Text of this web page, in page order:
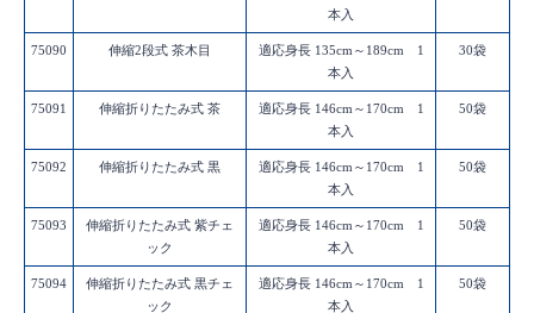
本入
75090 伸縮2段式 茶木目
適応身長 135cm～189cm 1
本入
30袋
75091 伸縮折りたたみ式 茶
適応身長 146cm～170cm 1
本入
50袋
75092 伸縮折りたたみ式 黒
適応身長 146cm～170cm 1
本入
50袋
75093
伸縮折りたたみ式 紫チェ
ック
適応身長 146cm～170cm 1
本入
50袋
75094
伸縮折りたたみ式 黒チェ
ック
適応身長 146cm～170cm 1
本入
50袋